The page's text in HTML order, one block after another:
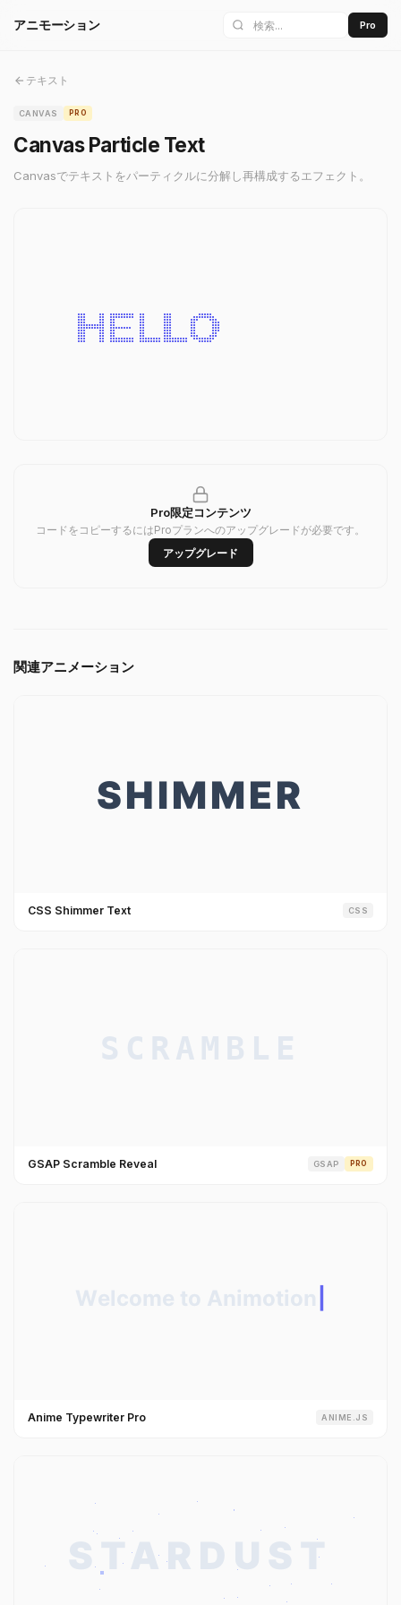
アニモーション Pro
テキスト
CANVAS PRO
Canvas Particle Text
Canvasでテキストをパーティクルに分解し再構成するエフェクト。
Pro限定コンテンツ
コードをコピーするにはProプランへのアップグレードが必要です。
アップグレード
関連アニメーション
CSS Shimmer Text CSS
GSAP Scramble Reveal GSAP PRO
Anime Typewriter Pro ANIME.JS